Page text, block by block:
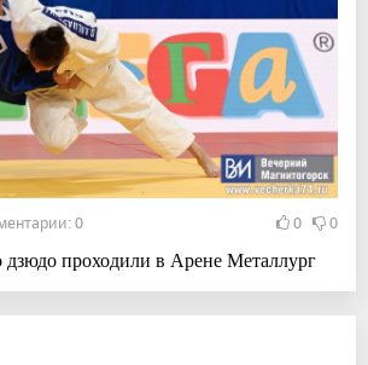
0 0 0
проходили в Арене Металлург